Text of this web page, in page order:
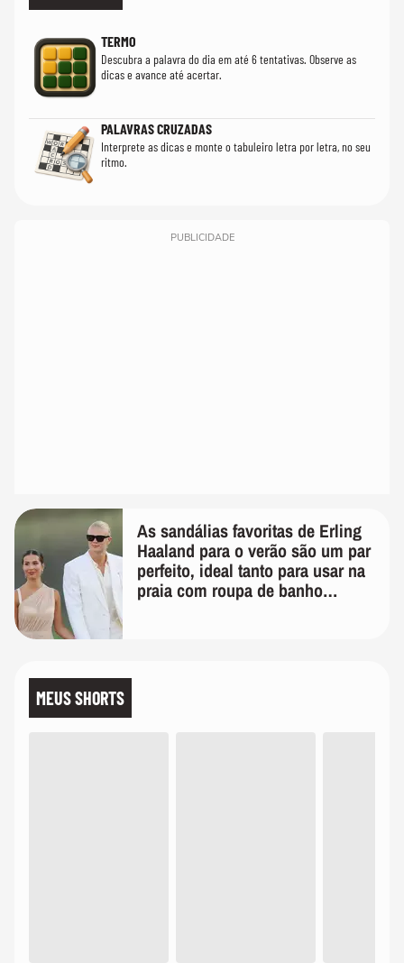
TERMO
Descubra a palavra do dia em até 6 tentativas. Observe as
dicas e avance até acertar.
PALAVRAS CRUZADAS
Interprete as dicas e monte o tabuleiro letra por letra, no seu
ritmo.
PUBLICIDADE
As sandálias favoritas de Erling
Haaland para o verão são um par
perfeito, ideal tanto para usar na
praia com roupa de banho
MEUS SHORTS